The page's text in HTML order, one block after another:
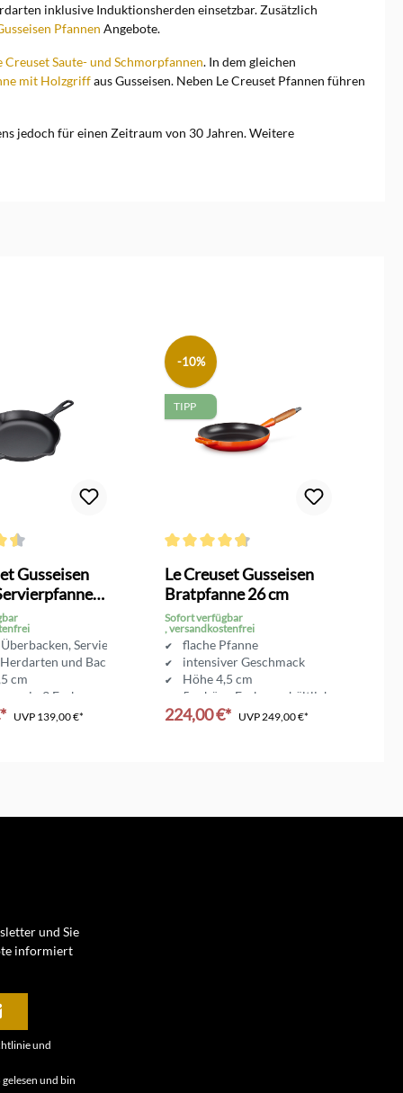
inklusive Induktionsherden einsetzbar. Zusätzlich
Pfannen Angebote.
Creuset Saute- und Schmorpfannen. In dem gleichen
mit Holzgriffaus Gusseisen. Neben Le Creuset Pfannen führen
jedoch für einen Zeitraum von 30 Jahren. Weitere
Gusseisen
Servieren
und Backofen
cm
in 3 Farben
UVP 139,00 €*
-10%
TIPP
Le Creuset Gusseisen
Bratpfanne 26 cm
Sofort verfügbar
, versandkostenfrei
flache Pfanne
intensiver Geschmack
Höhe 4,5 cm
5 schöne Farben erhältlich
224,00 €* UVP 249,00 €*
und Sie
informiert
und
gelesen und bin